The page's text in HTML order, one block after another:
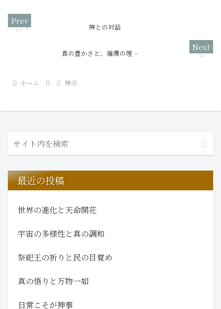
神との対話
真の豊かさと、循環の理
ホーム 神示
最近の投稿
世界の進化と天命開花
宇宙の多様性と真の調和
祭祀王の祈りと民の目覚め
真の悟りと万物一如
日常こそが神事